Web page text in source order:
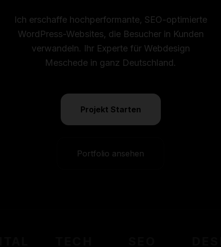
Ich erschaffe hochperformante, SEO-optimierte
WordPress-Websites, die Besucher in Kunden
verwandeln. Ihr Experte für Webdesign
Meschede in ganz Deutschland.
Projekt Starten
Portfolio ansehen